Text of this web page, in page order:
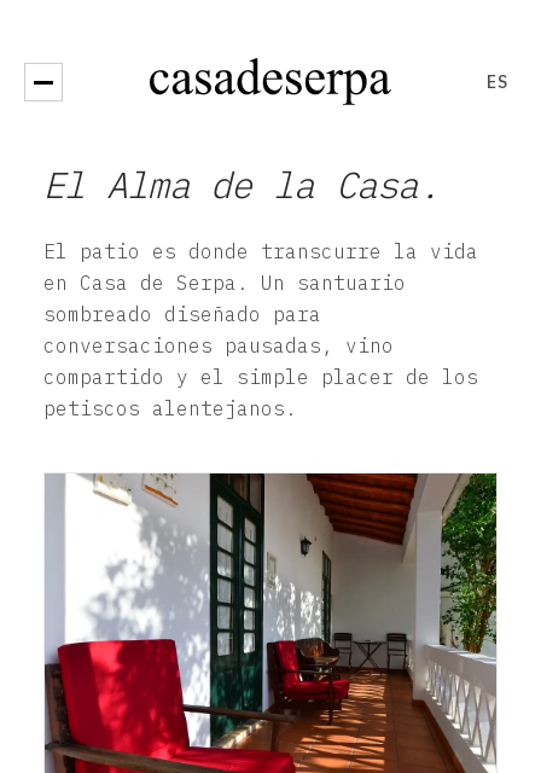
Open menu
ES
El Alma de la Casa.
El patio es donde transcurre la vida
en Casa de Serpa. Un santuario
sombreado diseñado para
conversaciones pausadas, vino
compartido y el simple placer de los
petiscos alentejanos.